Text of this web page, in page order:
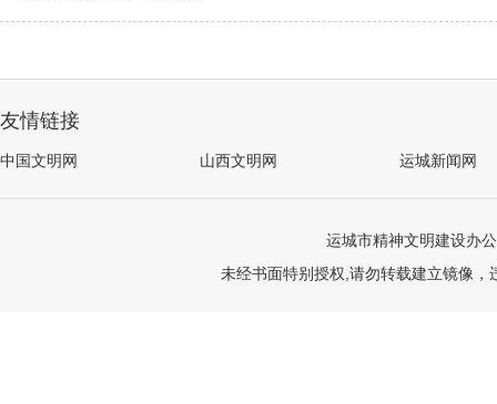
友情链接
中国文明网 山西文明网 运城新闻网
运城市精神文明建设办
未经书面特别授权,请勿转载建立镜像